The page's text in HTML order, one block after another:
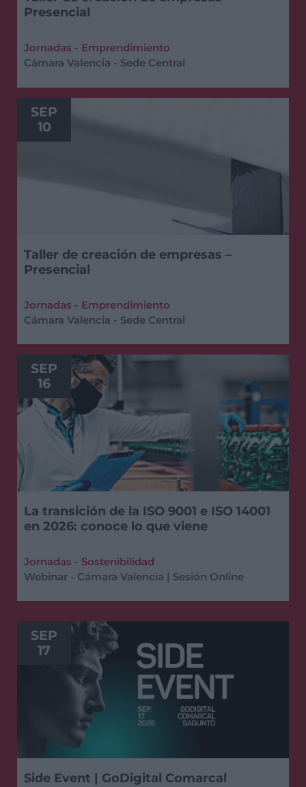
Presencial
Jornadas - Emprendimiento
Cámara Valencia - Sede Central
SEP
10
Taller de creación de empresas –
Presencial
Jornadas - Emprendimiento
Cámara Valencia - Sede Central
SEP
16
La transición de la ISO 9001 e ISO 14001
en 2026: conoce lo que viene
Jornadas - Sostenibilidad
Webinar - Cámara Valencia | Sesión Online
SEP
17
Side Event | GoDigital Comarcal